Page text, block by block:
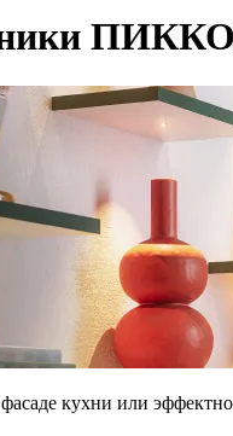
кухни или